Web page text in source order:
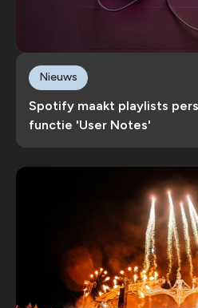
Spotify maakt playlists
functie 'User Notes'
Nieuws